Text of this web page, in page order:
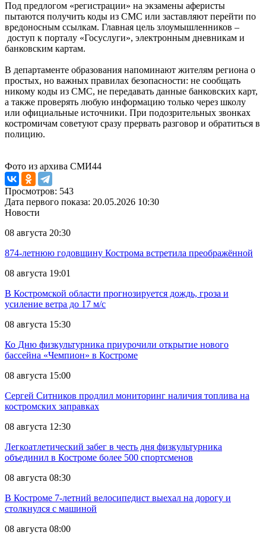
Под предлогом «регистрации» на экзамены аферисты
пытаются получить коды из СМС или заставляют перейти по
вредоносным ссылкам. Главная цель злоумышленников –
доступ к порталу «Госуслуги», электронным дневникам и
банковским картам.
В департаменте образования напоминают жителям региона о
простых, но важных правилах безопасности: не сообщать
никому коды из СМС, не передавать данные банковских карт,
а также проверять любую информацию только через школу
или официальные источники. При подозрительных звонках
костромичам советуют сразу прервать разговор и обратиться в
полицию.
Фото из архива СМИ44
Просмотров: 543
Дата первого показа: 20.05.2026 10:30
Новости
08 августа 20:30
874-летнюю годовщину Кострома встретила преображённой
08 августа 19:01
В Костромской области прогнозируется дождь, гроза и
усиление ветра до 17 м/с
08 августа 15:30
Ко Дню физкультурника приурочили открытие нового
бассейна «Чемпион» в Костроме
08 августа 15:00
Сергей Ситников продлил мониторинг наличия топлива на
костромских заправках
08 августа 12:30
Легкоатлетический забег в честь дня физкультурника
объединил в Костроме более 500 спортсменов
08 августа 08:30
В Костроме 7-летний велосипедист выехал на дорогу и
столкнулся с машиной
08 августа 08:00